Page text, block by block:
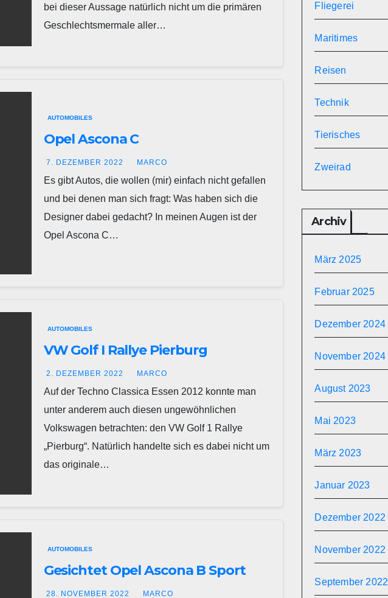
bei dieser Aussage natürlich nicht um die primären
Geschlechtsmermale aller…
AUTOMOBILES
Opel Ascona C
7. DEZEMBER 2022 MARCO
Es gibt Autos, die wollen (mir) einfach nicht gefallen
und bei denen man sich fragt: Was haben sich die
Designer dabei gedacht? In meinen Augen ist der
Opel Ascona C…
AUTOMOBILES
VW Golf I Rallye Pierburg
2. DEZEMBER 2022 MARCO
Auf der Techno Classica Essen 2012 konnte man
unter anderem auch diesen ungewöhnlichen
Volkswagen betrachten: den VW Golf 1 Rallye
„Pierburg“. Natürlich handelte sich es dabei nicht um
das originale…
AUTOMOBILES
Gesichtet Opel Ascona B Sport
28. NOVEMBER 2022 MARCO
Fliegerei
Maritimes
Reisen
Technik
Tierisches
Zweirad
Archiv
März 2025
Februar 2025
Dezember 2024
November 2024
August 2023
Mai 2023
März 2023
Januar 2023
Dezember 2022
November 2022
September 2022